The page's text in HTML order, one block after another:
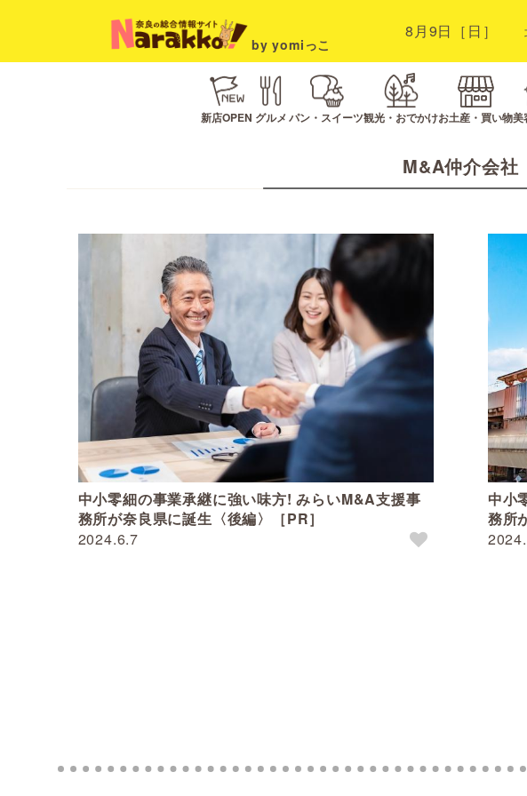
by yomiっこ
8月9日［日］
新店OPEN グルメ パン・スイーツ観光・おでかけお土産・買い物美
M&A仲介会社
2024.6.7
中小零細の事業承継に強い味方! みらいM&A支援事
務所が奈良県に誕生〈後編〉［PR］
中小
務所